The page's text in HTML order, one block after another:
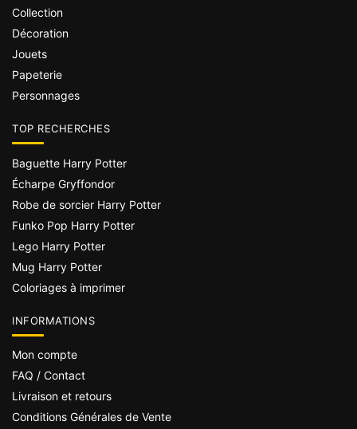
Collection
Décoration
Jouets
Papeterie
Personnages
TOP RECHERCHES
Baguette Harry Potter
Écharpe Gryffondor
Robe de sorcier Harry Potter
Funko Pop Harry Potter
Lego Harry Potter
Mug Harry Potter
Coloriages à imprimer
INFORMATIONS
Mon compte
FAQ / Contact
Livraison et retours
Conditions Générales de Vente